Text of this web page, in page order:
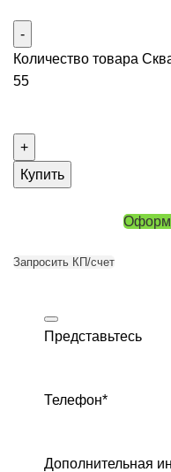
Количество товара
55
Купить
Запросить КП/счет
Представьтесь
Телефон*
Дополнительная